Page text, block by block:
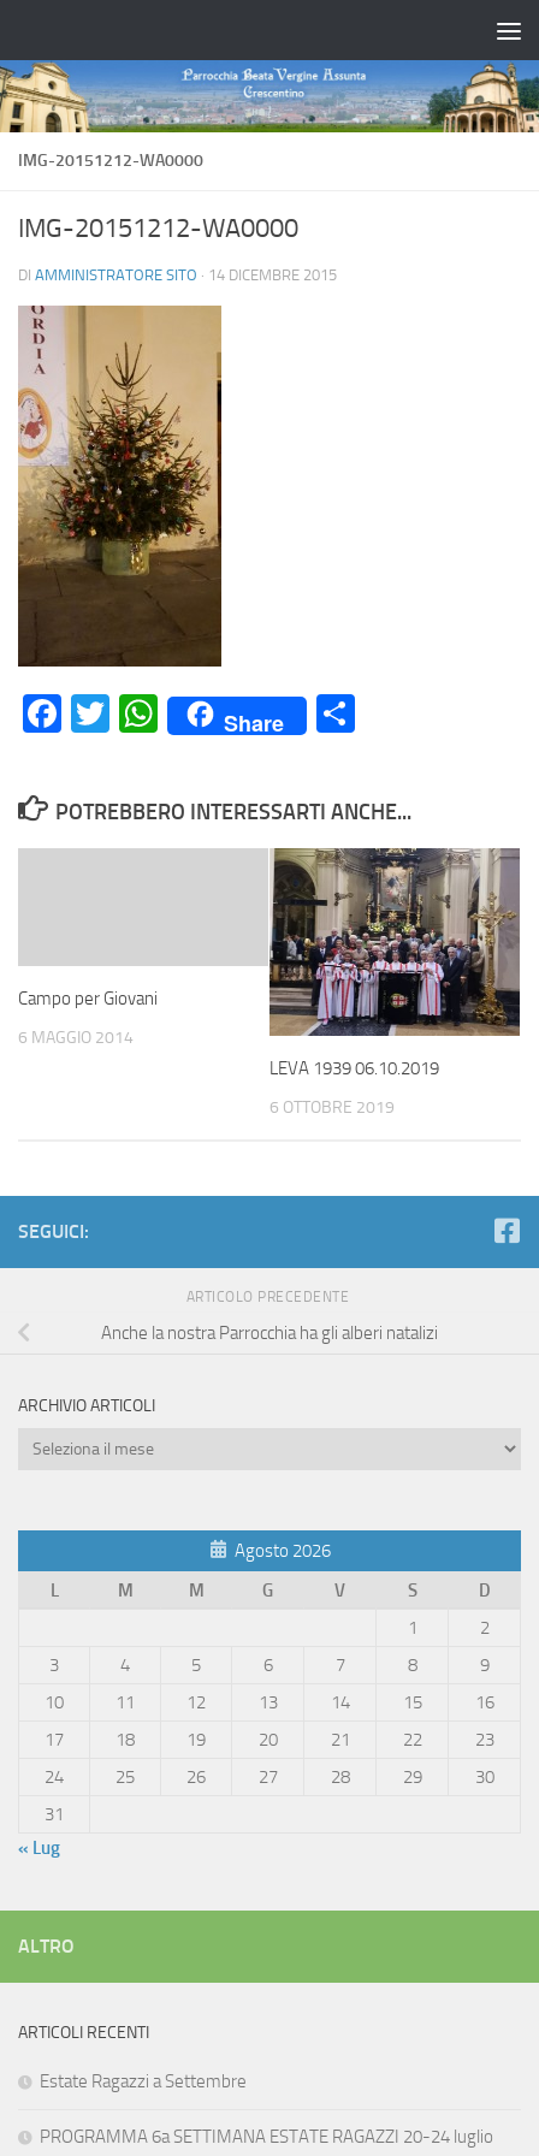
IMG-20151212-WA0000
IMG-20151212-WA0000
DI AMMINISTRATORE SITO · 14 DICEMBRE 2015
Facebook
Twitter
WhatsApp
Share
POTREBBERO INTERESSARTI ANCHE...
Campo per Giovani
6 MAGGIO 2014
LEVA 1939 06.10.2019
6 OTTOBRE 2019
SEGUICI:
ARTICOLO PRECEDENTE
Anche la nostra Parrocchia ha gli alberi natalizi
ARCHIVIO ARTICOLI
Archivio
Agosto 2026
L
M M G V S
D
1
2
3
4 5 6 7 8
9
10
11 12 13 14 15
16
17
18 19 20 21 22
23
24
25 26 27 28 29
30
31
« Lug
ALTRO
ARTICOLI RECENTI
Estate Ragazzi a Settembre
PROGRAMMA 6a SETTIMANA ESTATE RAGAZZI 20-24 luglio